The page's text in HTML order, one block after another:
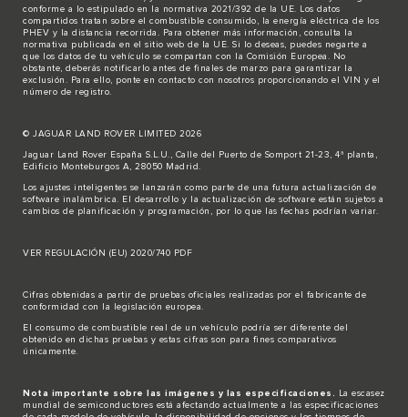
conforme a lo estipulado en la normativa 2021/392 de la UE. Los datos
compartidos tratan sobre el combustible consumido, la energía eléctrica de los
PHEV y la distancia recorrida. Para obtener más información, consulta la
normativa publicada en el sitio web de la UE . Si lo deseas, puedes negarte a
que los datos de tu vehículo se compartan con la Comisión Europea. No
obstante, deberás notificarlo antes de finales de marzo para garantizar la
exclusión. Para ello, ponte en contacto con nosotros proporcionando el VIN y el
número de registro.
© JAGUAR LAND ROVER LIMITED 2026
Jaguar Land Rover España S.L.U., Calle del Puerto de Somport 21-23, 4ª planta,
Edificio Monteburgos A, 28050 Madrid.
Los ajustes inteligentes se lanzarán como parte de una futura actualización de
software inalámbrica. El desarrollo y la actualización de software están sujetos a
cambios de planificación y programación, por lo que las fechas podrían variar.
VER REGULACIÓN (EU) 2020/740 PDF
Cifras obtenidas a partir de pruebas oficiales realizadas por el fabricante de
conformidad con la legislación europea.
El consumo de combustible real de un vehículo podría ser diferente del
obtenido en dichas pruebas y estas cifras son para fines comparativos
únicamente.
Nota importante sobre las imágenes y las especificaciones.
La escasez
mundial de semiconductores está afectando actualmente a las especificaciones